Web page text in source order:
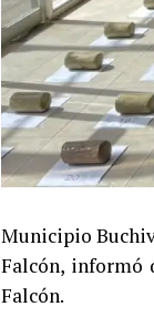
Municipio
Falcón, informó
Falcón.